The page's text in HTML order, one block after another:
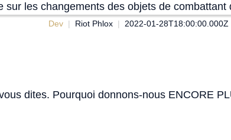
sur les changements des objets de combattant
Dev Riot Phlox 2022-01-28T18:00:00.000Z
dites. Pourquoi donnons-nous ENCORE